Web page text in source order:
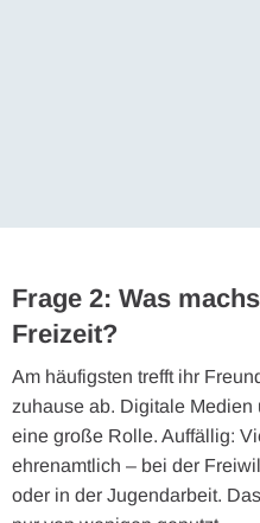
Frage 2: Was
Freizeit?
Am häufigsten trefft ihr
zuhause ab. Digitale
eine große Rolle. Auffällig:
ehrenamtlich – bei der
oder in der Jugendarbeit.